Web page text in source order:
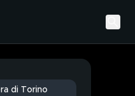
di Torino